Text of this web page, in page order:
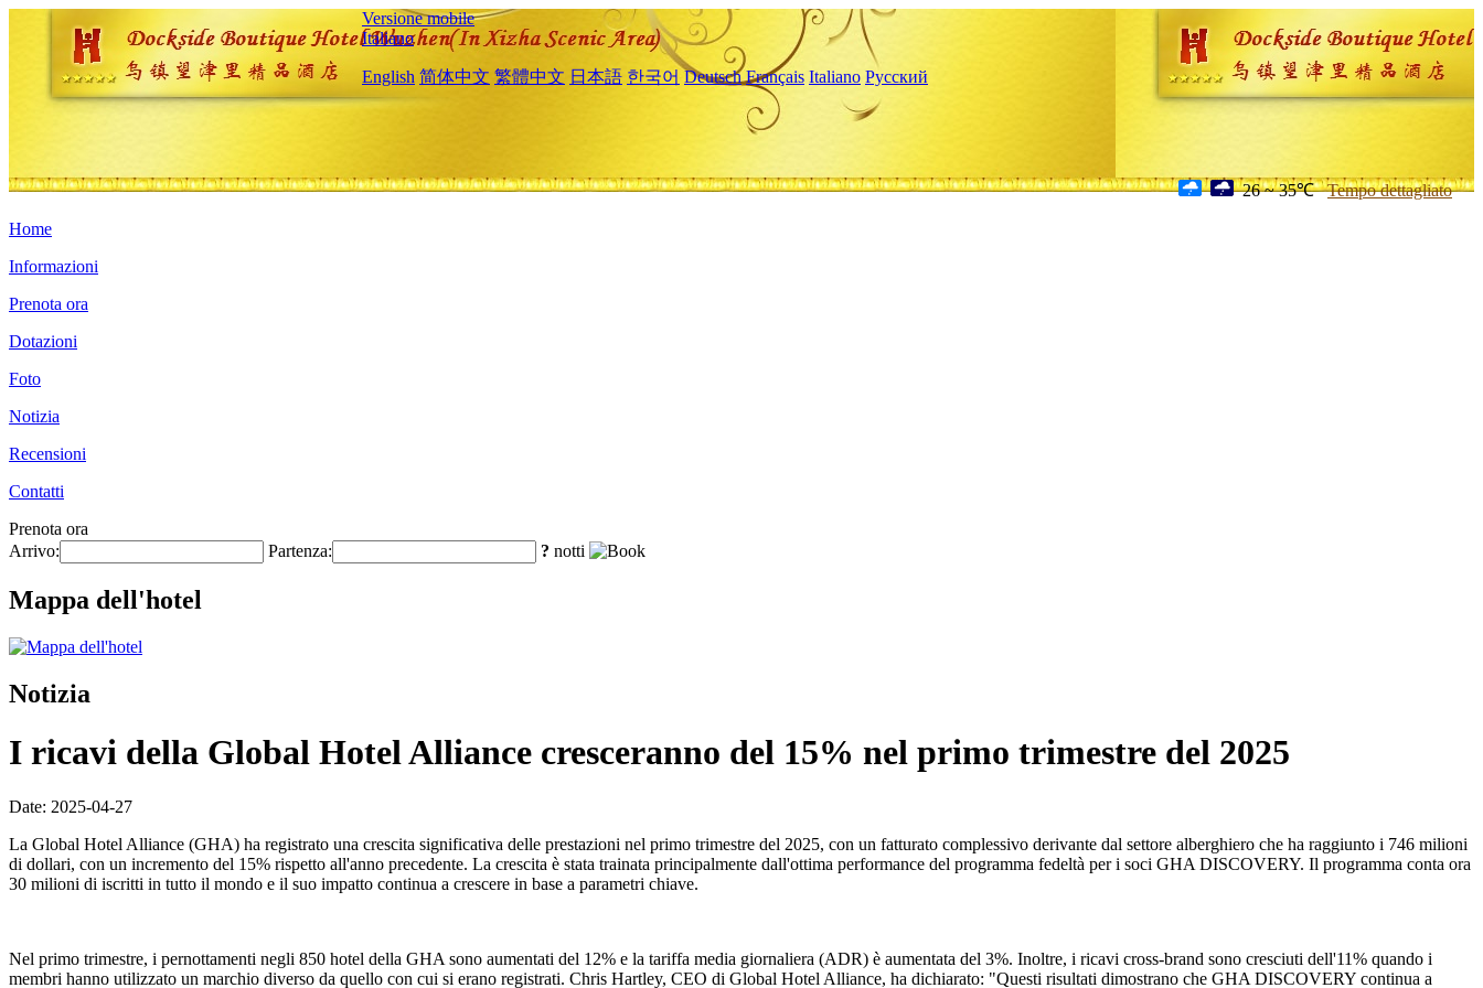
Versione mobile
Italiano
English 简体中文 繁體中文 日本語 한국어 Deutsch Français Italiano Русский
26 ~ 35℃ Tempo dettagliato
Home
Informazioni
Prenota ora
Dotazioni
Foto
Notizia
Recensioni
Contatti
Prenota ora
Arrivo:
Partenza: ? notti
Mappa dell'hotel
Notizia
I ricavi della Global Hotel Alliance cresceranno del 15% nel primo trimestre del 2025
Date: 2025-04-27
La Global Hotel Alliance (GHA) ha registrato una crescita significativa delle prestazioni nel primo trimestre del 2025, con un fatturato complessivo derivante dal settore alberghiero che ha raggiunto i 746 milioni
di dollari, con un incremento del 15% rispetto all'anno precedente. La crescita è stata trainata principalmente dall'ottima performance del programma fedeltà per i soci GHA DISCOVERY. Il programma conta ora
30 milioni di iscritti in tutto il mondo e il suo impatto continua a crescere in base a parametri chiave.
Nel primo trimestre, i pernottamenti negli 850 hotel della GHA sono aumentati del 12% e la tariffa media giornaliera (ADR) è aumentata del 3%. Inoltre, i ricavi cross-brand sono cresciuti dell'11% quando i
membri hanno utilizzato un marchio diverso da quello con cui si erano registrati. Chris Hartley, CEO di Global Hotel Alliance, ha dichiarato: "Questi risultati dimostrano che GHA DISCOVERY continua a